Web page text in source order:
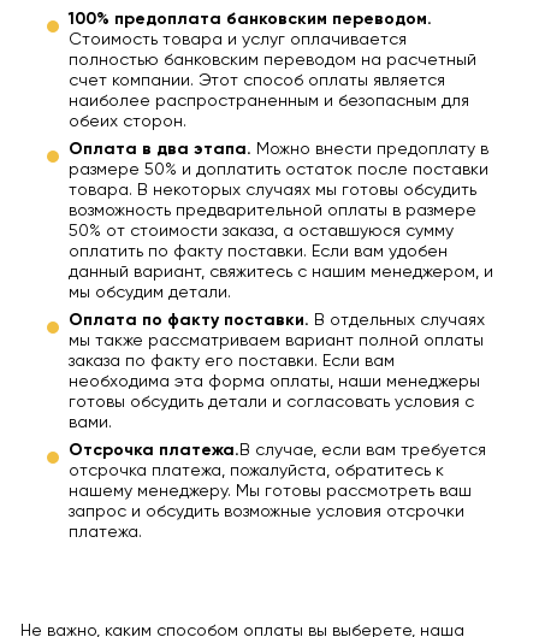
100% предоплата банковским переводом.
Стоимость товара и услуг оплачивается
полностью банковским переводом на расчетный
счет компании. Этот способ оплаты является
наиболее распространенным и безопасным для
обеих сторон.
Оплата в два этапа. Можно внести предоплату в
размере 50% и доплатить остаток после поставки
товара. В некоторых случаях мы готовы обсудить
возможность предварительной оплаты в размере
50% от стоимости заказа, а оставшуюся сумму
оплатить по факту поставки. Если вам удобен
данный вариант, свяжитесь с нашим менеджером, и
мы обсудим детали.
Оплата по факту поставки. В отдельных случаях
мы также рассматриваем вариант полной оплаты
заказа по факту его поставки. Если вам
необходима эта форма оплаты, наши менеджеры
готовы обсудить детали и согласовать условия с
вами.
Отсрочка платежа. В случае, если вам требуется
отсрочка платежа, пожалуйста, обратитесь к
нашему менеджеру. Мы готовы рассмотреть ваш
запрос и обсудить возможные условия отсрочки
платежа.
Не важно, каким способом оплаты вы выберете, наша